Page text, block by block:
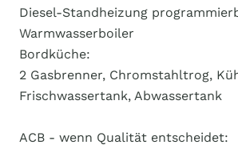
Diesel-Standheizung
Warmwasserboiler
Bordküche:
2 Gasbrenner, Chromstahltrog,
Frischwassertank, Abwassertank
ACB - wenn Qualität entscheidet: